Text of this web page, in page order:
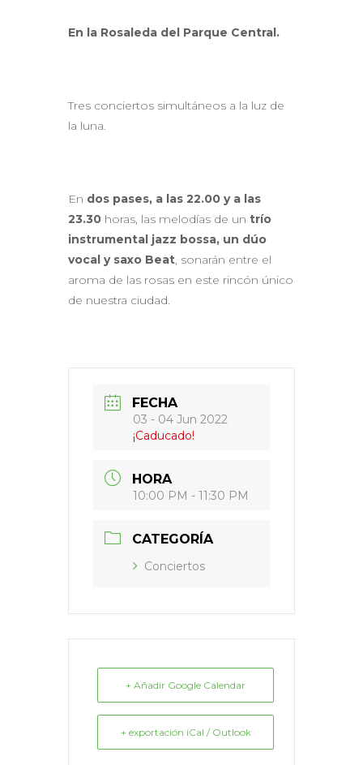
En la Rosaleda del Parque Central.
Tres conciertos simultáneos a la luz de
la luna.
En dos pases, a las 22.00 y a las
23.30 horas, las melodías de un trío
instrumental jazz bossa, un dúo
vocal y saxo Beat, sonarán entre el
aroma de las rosas en este rincón único
de nuestra ciudad.
FECHA
03 - 04 Jun 2022
¡Caducado!
HORA
10:00 PM - 11:30 PM
CATEGORÍA
Conciertos
+ Añadir Google Calendar
+ exportación iCal / Outlook